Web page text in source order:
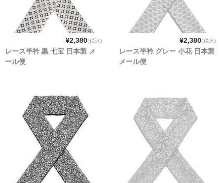
¥2,380(税込)
レース半衿 黒 七宝 日本製 メ
ール便
¥2,380(税込)
レース半衿 グレー 小花 日本製
メール便